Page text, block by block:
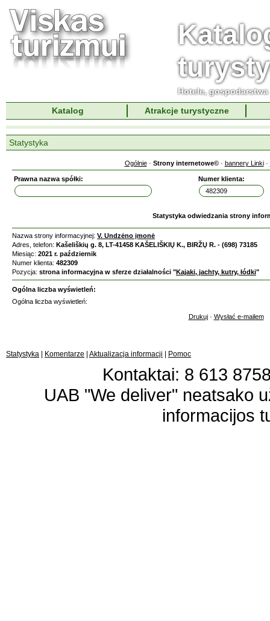
Hotele,
Katalog
Atrakcje turystyczne
Statystyka
Ogólnie· Strony internetowe©· bannery Linki·
Prawna nazwa spółki: Numer klienta:
Statystyka odwiedzania strony
Nazwa strony informacyjnej: V. Undzėno įmonė
Adres, telefon: Kašeliškių g. 8, LT-41458 KAŠELIŠKIŲ K., BIRŽŲ R. - (698) 73185
Miesiąc: 2021 r. październik
Numer klienta: 482309
Pozycja: strona informacyjna w sferze działalności "Kajaki, jachty, kutry, łódki"
Ogólna liczba wyświetleń:
Ogólna liczba wyświetleń:
Drukuj· Wysłać e-mailem
Statystyka Komentarze Aktualizacja informacji Pomoc
Kontaktai: 8 613
UAB "We deliver" neatsako
informacijos